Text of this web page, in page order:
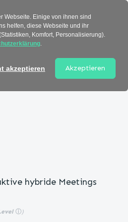
hybride Meetings
ⓘ )
Webseite. Einige von ihnen sind
helfen, diese Webseite und ihr
Komfort, Personalisierung).
.
akzeptieren Akzeptieren